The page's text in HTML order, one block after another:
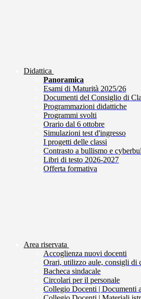
Didattica
Panoramica
Esami di Maturità 2025/26
Documenti del Consiglio di
Programmazioni didattiche
Programmi svolti
Orario dal 6 ottobre
Simulazioni test d'ingresso
I progetti delle classi
Contrasto a bullismo e
Libri di testo 2026-2027
Offerta formativa
Area riservata
Accoglienza nuovi docenti
Orari, utilizzo aule, consigli di
Bacheca sindacale
Circolari per il personale
Collegio Docenti | Documenti